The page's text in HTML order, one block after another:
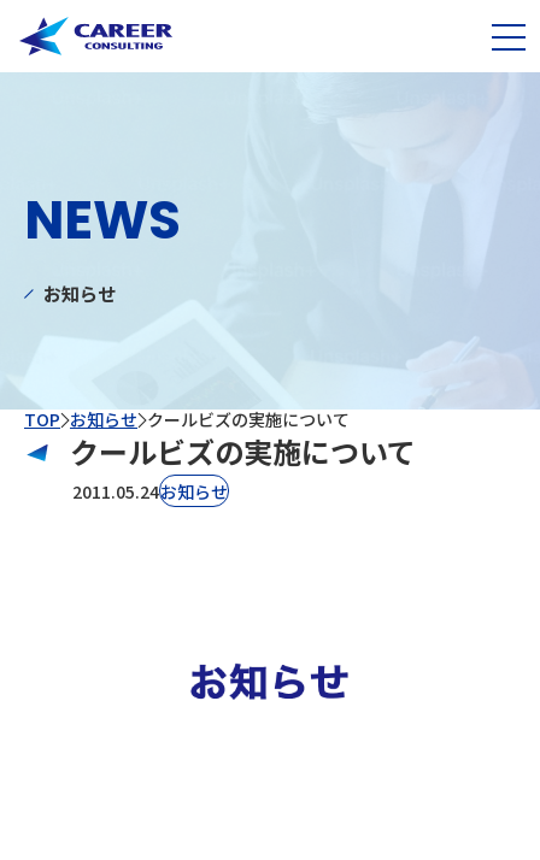
NEWS
お知らせ
TOP お知らせ クールビズの実施について
クールビズの実施について
2011.05.24お知らせ